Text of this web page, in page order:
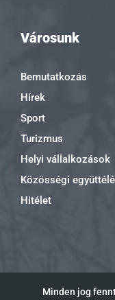
Városunk
Bemutatkozás
Hírek
Sport
Turizmus
Helyi vállalkozások
Közösségi
Hitélet
Minden jog